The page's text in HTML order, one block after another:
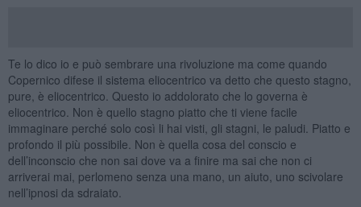
Te lo dico io e può sembrare una rivoluzione ma come quando
Copernico difese il sistema eliocentrico va detto che questo stagno,
pure, è eliocentrico. Questo io addolorato che lo governa è
eliocentrico. Non è quello stagno piatto che ti viene facile
immaginare perché solo così li hai visti, gli stagni, le paludi. Piatto e
profondo il più possibile. Non è quella cosa del conscio e
dell’inconscio che non sai dove va a finire ma sai che non ci
arriverai mai, perlomeno senza una mano, un aiuto, uno scivolare
nell’ipnosi da sdraiato.